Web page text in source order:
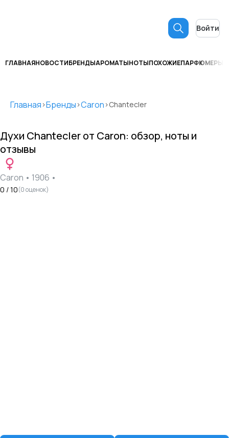
Войти
ГЛАВНАЯНОВОСТИБРЕНДЫАРОМАТЫНОТЫПОХОЖИЕПАРФЮМЕРЫ
Главная >Бренды >Caron >Chantecler
Духи Chanteclerот Caron: обзор, ноты и
отзывы
Caron • 1906 •
0 / 10(0оценок)